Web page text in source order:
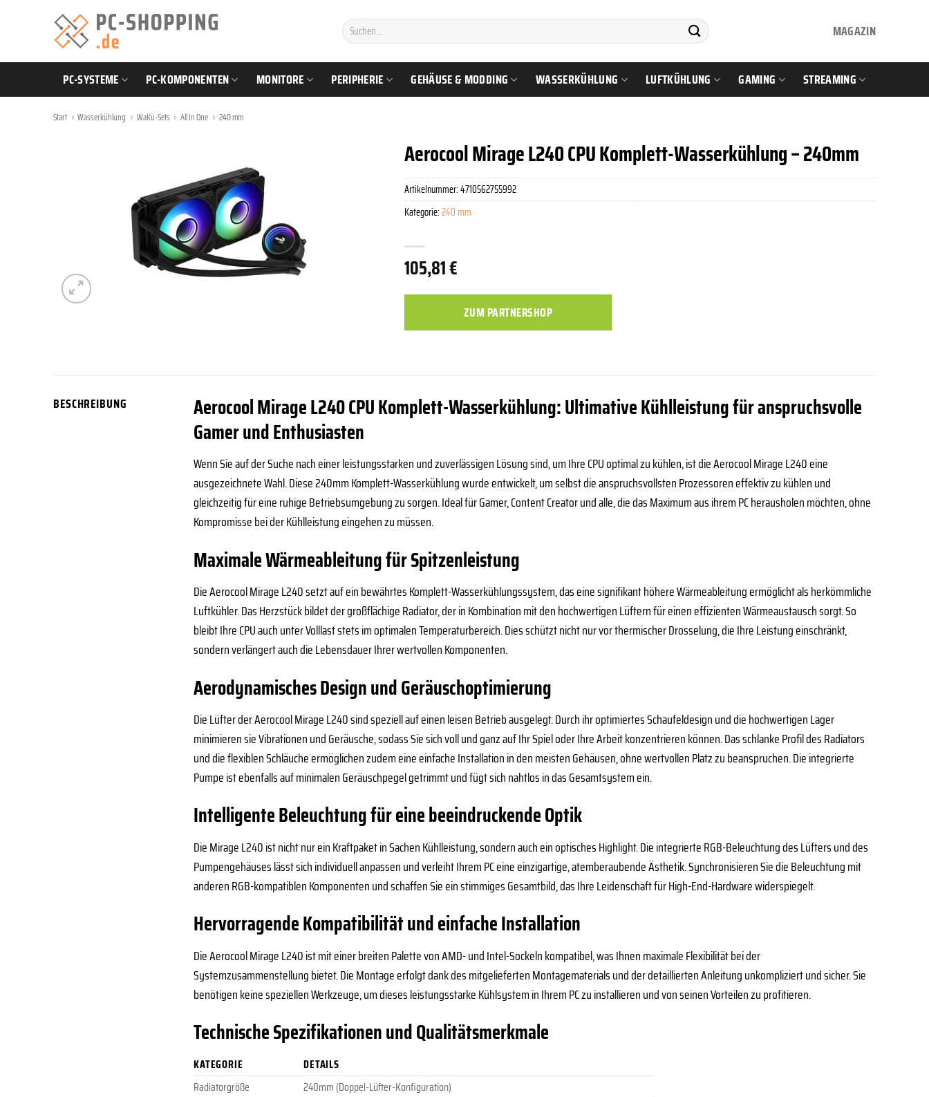
Suchen
nach:
MAGAZIN
PC-SYSTEME PC-KOMPONENTEN MONITORE PERIPHERIE GEHÄUSE & MODDING WASSERKÜHLUNG LUFTKÜHLUNG GAMING STREAMING
Start » Wasserkühlung » WaKü-Sets » All In One » 240 mm
Aerocool Mirage L240 CPU Komplett-Wasserkühlung – 240mm
105,81€
ZUM PARTNERSHOP
Artikelnummer:4710562755992
Kategorie:240 mm
BESCHREIBUNG
Aerocool Mirage L240 CPU Komplett-Wasserkühlung: Ultimative Kühlleistung für anspruchsvolle
Gamer und Enthusiasten
Wenn Sie auf der Suche nach einer leistungsstarken und zuverlässigen Lösung sind, um Ihre CPU optimal zu kühlen, ist die Aerocool Mirage L240 eine
ausgezeichnete Wahl. Diese 240mm Komplett-Wasserkühlung wurde entwickelt, um selbst die anspruchsvollsten Prozessoren effektiv zu kühlen und
gleichzeitig für eine ruhige Betriebsumgebung zu sorgen. Ideal für Gamer, Content Creator und alle, die das Maximum aus ihrem PC herausholen möchten, ohne
Kompromisse bei der Kühlleistung eingehen zu müssen.
Maximale Wärmeableitung für Spitzenleistung
Die Aerocool Mirage L240 setzt auf ein bewährtes Komplett-Wasserkühlungssystem, das eine signifikant höhere Wärmeableitung ermöglicht als herkömmliche
Luftkühler. Das Herzstück bildet der großflächige Radiator, der in Kombination mit den hochwertigen Lüftern für einen effizienten Wärmeaustausch sorgt. So
bleibt Ihre CPU auch unter Volllast stets im optimalen Temperaturbereich. Dies schützt nicht nur vor thermischer Drosselung, die Ihre Leistung einschränkt,
sondern verlängert auch die Lebensdauer Ihrer wertvollen Komponenten.
Aerodynamisches Design und Geräuschoptimierung
Die Lüfter der Aerocool Mirage L240 sind speziell auf einen leisen Betrieb ausgelegt. Durch ihr optimiertes Schaufeldesign und die hochwertigen Lager
minimieren sie Vibrationen und Geräusche, sodass Sie sich voll und ganz auf Ihr Spiel oder Ihre Arbeit konzentrieren können. Das schlanke Profil des Radiators
und die flexiblen Schläuche ermöglichen zudem eine einfache Installation in den meisten Gehäusen, ohne wertvollen Platz zu beanspruchen. Die integrierte
Pumpe ist ebenfalls auf minimalen Geräuschpegel getrimmt und fügt sich nahtlos in das Gesamtsystem ein.
Intelligente Beleuchtung für eine beeindruckende Optik
Die Mirage L240 ist nicht nur ein Kraftpaket in Sachen Kühlleistung, sondern auch ein optisches Highlight. Die integrierte RGB-Beleuchtung des Lüfters und des
Pumpengehäuses lässt sich individuell anpassen und verleiht Ihrem PC eine einzigartige, atemberaubende Ästhetik. Synchronisieren Sie die Beleuchtung mit
anderen RGB-kompatiblen Komponenten und schaffen Sie ein stimmiges Gesamtbild, das Ihre Leidenschaft für High-End-Hardware widerspiegelt.
Hervorragende Kompatibilität und einfache Installation
Die Aerocool Mirage L240 ist mit einer breiten Palette von AMD- und Intel-Sockeln kompatibel, was Ihnen maximale Flexibilität bei der
Systemzusammenstellung bietet. Die Montage erfolgt dank des mitgelieferten Montagematerials und der detaillierten Anleitung unkompliziert und sicher. Sie
benötigen keine speziellen Werkzeuge, um dieses leistungsstarke Kühlsystem in Ihrem PC zu installieren und von seinen Vorteilen zu profitieren.
Technische Spezifikationen und Qualitätsmerkmale
KATEGORIE
DETAILS
Radiatorgröße
240mm (Doppel-Lüfter-Konfiguration)